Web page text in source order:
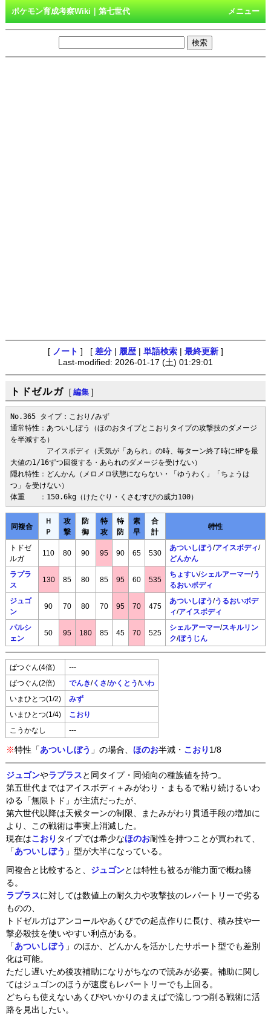
メニュー
ポケモン育成考察Wiki｜第七世代
[ ノート ] [ 差分 履歴 単語検索 最終更新 ]
Last-modified: 2026-01-17 (土) 01:29:01
トドゼルガ [ 編集 ]
No.365 タイプ：こおり/みず
通常特性：あついしぼう（ほのおタイプとこおりタイプの攻撃技のダメージ
を半減する）
アイスボディ（天気が「あられ」の時、毎ターン終了時にHPを最
大値の1/16ずつ回復する・あられのダメージを受けない）
隠れ特性：どんかん（メロメロ状態にならない・「ゆうわく」「ちょうは
つ」を受けない）
体重　　：150.6kg（けたぐり・くさむすびの威力100）
同複合
Ｈ
Ｐ
攻
撃
防
御
特
攻
特
防
素
早
合
計
特性
トドゼ
ルガ
110 80 90 95 90 65 530
あついしぼう/アイスボディ/
どんかん
ラプラ
ス
130 85 80 85 95 60 535
ちょすい/シェルアーマー/う
るおいボディ
ジュゴ
ン
90 70 80 70 95 70 475
あついしぼう/うるおいボデ
ィ/アイスボディ
パルシ
ェン
50 95 180 85 45 70 525
シェルアーマー/スキルリン
ク/ぼうじん
ばつぐん(4倍) ---
ばつぐん(2倍) でんき/くさ/かくとう/いわ
いまひとつ(1/2) みず
いまひとつ(1/4) こおり
こうかなし ---
※特性「あついしぼう 」の場合、ほのお半減・ こおり 1/8
ジュゴンやラプラス と同タイプ・同傾向の種族値を持つ。
第五世代まではアイスボディ＋みがわり・まもるで粘り続けるいわ
ゆる「無限トド」が主流だったが、
第六世代以降は天候ターンの制限、またみがわり貫通手段の増加に
より、この戦術は事実上消滅した。
現在はこおり タイプでは希少なほのお耐性を持つことが買われて、
「あついしぼう 」型が大半になっている。
同複合と比較すると、 ジュゴンとは特性も被るが能力面で概ね勝
る。
ラプラスに対しては数値上の耐久力や攻撃技のレパートリーで劣る
ものの、
トドゼルガはアンコールやあくびでの起点作りに長け、積み技や一
撃必殺技を使いやすい利点がある。
「 あついしぼう 」のほか、どんかんを活かしたサポート型でも差別
化は可能。
ただし遅いため後攻補助になりがちなので読みが必要。補助に関し
てはジュゴンのほうが速度もレパートリーでも上回る。
どちらも使えないあくびやいかりのまえばで流しつつ削る戦術に活
路を見出したい。